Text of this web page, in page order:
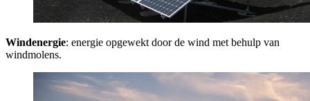
Windenergie: energie opgewekt door de wind met behulp van
windmolens.